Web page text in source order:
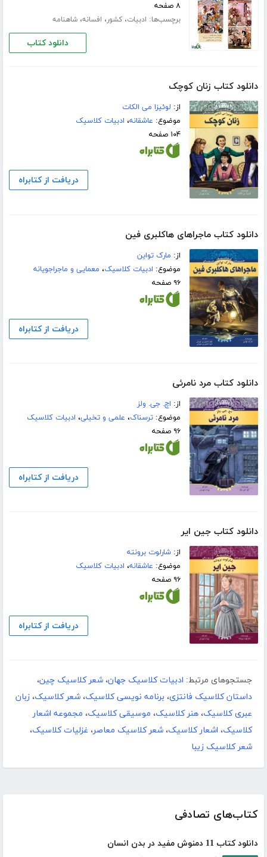
کتاب‌های تصادفی
دانلود کتاب 11 دمنوش مفید در بدن انسان
۸ صفحه
برچسب‌ها: ادبیات،کشور، افسانه،شاهنامه
دانلود کتاب
دانلود کتاب زنان کوچک
از: لوئیزا می الکات
موضوع: عاشقانه، ادبیات کلاسیک
۱۰۴ صفحه
دریافت از کتابراه
دانلود کتاب ماجراهای هاکلبری فین
از: مارک تواین
موضوع: ادبیات کلاسیک، معمایی و ماجراجویانه
۹۶ صفحه
دریافت از کتابراه
دانلود کتاب مرد نامرئی
از: اچ. جی. ولز
موضوع:ترسناک، علمی و تخیلی، ادبیات کلاسیک
۹۶ صفحه
دریافت از کتابراه
دانلود کتاب جین ایر
از:شارلوت برونته
موضوع: عاشقانه، ادبیات کلاسیک
۹۶ صفحه
دریافت از کتابراه
جستجوهای مرتبط: ادبیات کلاسیک جهان، شعر کلاسیک چین،
داستان کلاسیک فانتزی، برنامه نویسی کلاسیک، شعر کلاسیک، زبان
عبری کلاسیک، هنر کلاسیک، موسیقی کلاسیک، مجموعه اشعار
کلاسیک، اشعار کلاسیک، شعر کلاسیک معاصر، غزلیات کلاسیک،
شعر کلاسیک زیبا